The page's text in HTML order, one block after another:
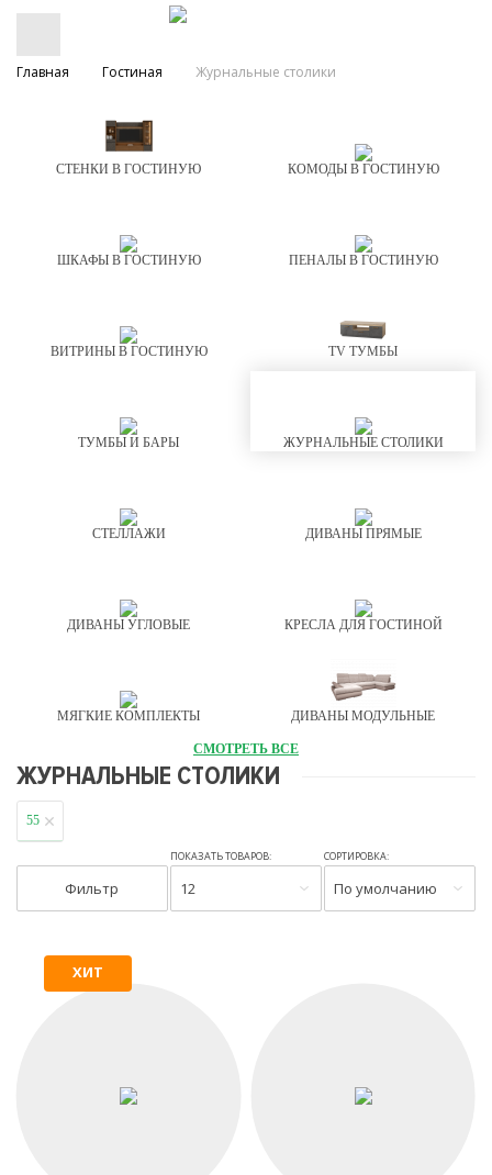
Главная Гостиная Журнальные столики
СТЕНКИ В ГОСТИНУЮ КОМОДЫ В ГОСТИНУЮ
ШКАФЫ В ГОСТИНУЮ ПЕНАЛЫ В ГОСТИНУЮ
ВИТРИНЫ В ГОСТИНУЮ TV ТУМБЫ
ТУМБЫ И БАРЫ ЖУРНАЛЬНЫЕ СТОЛИКИ
СТЕЛЛАЖИ ДИВАНЫ ПРЯМЫЕ
ДИВАНЫ УГЛОВЫЕ КРЕСЛА ДЛЯ ГОСТИНОЙ
МЯГКИЕ КОМПЛЕКТЫ ДИВАНЫ МОДУЛЬНЫЕ
СМОТРЕТЬ ВСЕ
ЖУРНАЛЬНЫЕ СТОЛИКИ
55
Фильтр
ПОКАЗАТЬ ТОВАРОВ:
12
СОРТИРОВКА:
По умолчанию
ХИТ